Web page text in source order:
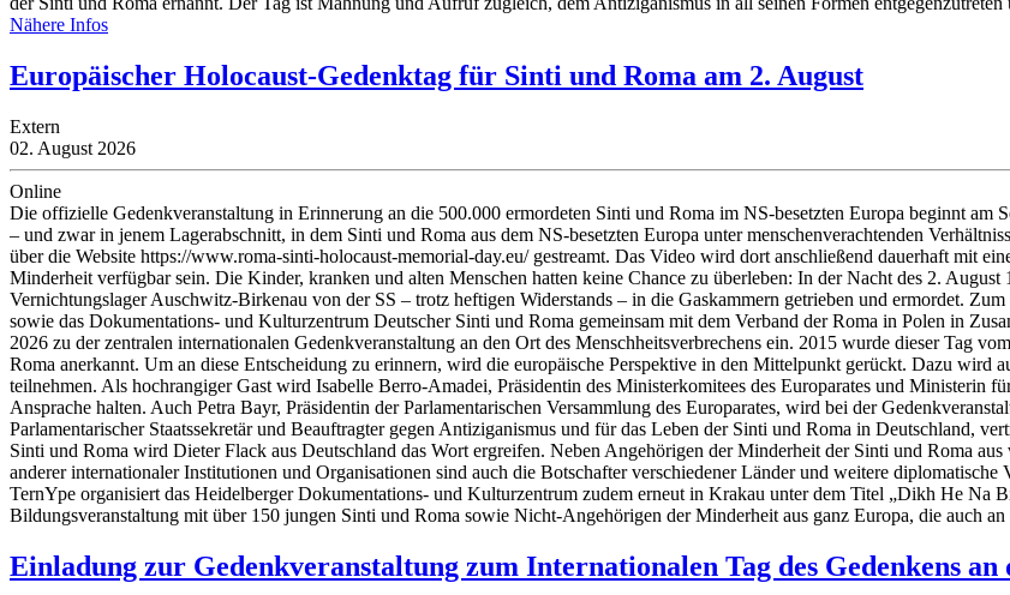
Nähere Infos
Europäischer Holocaust-Gedenktag für Sinti und Roma am 2. August
Extern
02. August 2026
Online
Die offizielle Gedenkveranstaltung in Erinnerung an die 500.000 ermordeten Sinti und Roma im NS-besetzten Europa beginnt
– und zwar in jenem Lagerabschnitt, in dem Sinti und Roma aus dem NS-besetzten Europa unter menschenverachtenden
über die Website https://www.roma-sinti-holocaust-memorial-day.eu/ gestreamt. Das Video wird dort anschließend dauerhaft mit
Minderheit verfügbar sein. Die Kinder, kranken und alten Menschen hatten keine Chance zu überleben: In der Nacht des 2.
Vernichtungslager Auschwitz-Birkenau von der SS – trotz heftigen Widerstands – in die Gaskammern getrieben und ermordet.
sowie das Dokumentations- und Kulturzentrum Deutscher Sinti und Roma gemeinsam mit dem Verband der Roma in Polen in
2026 zu der zentralen internationalen Gedenkveranstaltung an den Ort des Menschheitsverbrechens ein. 2015 wurde dieser Tag
Roma anerkannt. Um an diese Entscheidung zu erinnern, wird die europäische Perspektive in den Mittelpunkt gerückt. Dazu wird
teilnehmen. Als hochrangiger Gast wird Isabelle Berro-Amadei, Präsidentin des Ministerkomitees des Europarates und Ministerin
Ansprache halten. Auch Petra Bayr, Präsidentin der Parlamentarischen Versammlung des Europarates, wird bei der
Parlamentarischer Staatssekretär und Beauftragter gegen Antiziganismus und für das Leben der Sinti und Roma in Deutschland,
Sinti und Roma wird Dieter Flack aus Deutschland das Wort ergreifen. Neben Angehörigen der Minderheit der Sinti und Roma
anderer internationaler Institutionen und Organisationen sind auch die Botschafter verschiedener Länder und weitere
TernYpe organisiert das Heidelberger Dokumentations- und Kulturzentrum zudem erneut in Krakau unter dem Titel „Dikh He Na
Bildungsveranstaltung mit über 150 jungen Sinti und Roma sowie Nicht-Angehörigen der Minderheit aus ganz Europa, die auch
Einladung zur Gedenkveranstaltung zum Internationalen Tag des Gedenkens